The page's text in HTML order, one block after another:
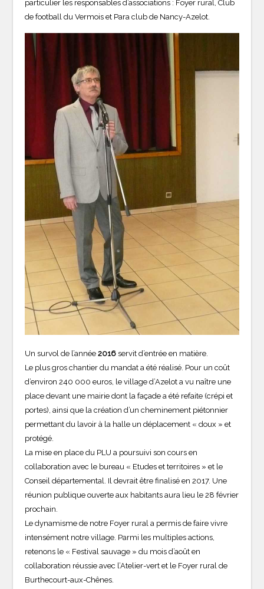
particulier les responsables d’associations : Foyer rural, Club
de football du Vermois et Para club de Nancy-Azelot.
Un survol de l’année2016 servit d’entrée en matière.
Le plus gros chantier du mandat a été réalisé. Pour un coût
d’environ 240 000 euros, le village d’Azelot a vu naître une
place devant une mairie dont la façade a été refaite (crépi et
portes), ainsi que la création d’un cheminement piétonnier
permettant du lavoir à la halle un déplacement « doux » et
protégé.
La mise en place du PLU a poursuivi son cours en
collaboration avec le bureau « Etudes et territoires » et le
Conseil départemental. Il devrait être finalisé en 2017. Une
réunion publique ouverte aux habitants aura lieu le 28 février
prochain.
Le dynamisme de notre Foyer rural a permis de faire vivre
intensément notre village. Parmi les multiples actions,
retenons le « Festival sauvage » du mois d’août en
collaboration réussie avec l’Atelier-vert et le Foyer rural de
Burthecourt-aux-Chênes.